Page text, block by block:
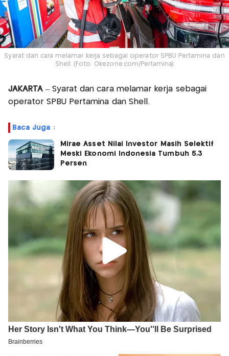
Syarat dan cara melamar kerja sebagai operator SPBU Pertamina dan
Shell. (Foto: Okezone.com/Pertamina)
JAKARTA– Syarat dan cara melamar kerja sebagai
operator SPBU Pertamina dan Shell.
Baca Juga :
Mirae Asset Nilai Investor Masih Selektif
Meski Ekonomi Indonesia Tumbuh 5,3
Persen